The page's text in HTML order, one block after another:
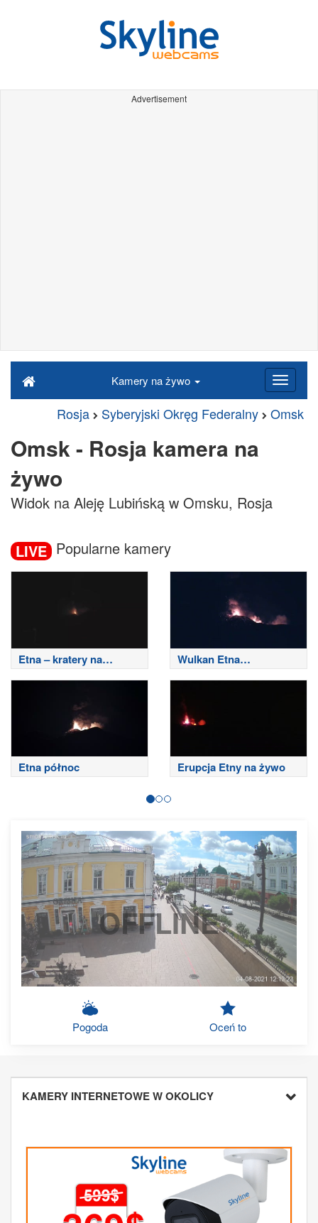
Advertisement
Kamery na żywo
Rosja Syberyjski Okręg Federalny Omsk
Omsk - Rosja kamera na
żywo
Widok na Aleję Lubińską w Omsku, Rosja
LIVE Popularne kamery
Etna – kratery na
szczycie
Wulkan Etna
południowo-wschodni
Etna północ Erupcja Etny na żywo
OFFLINE
Pogoda Oceń to
KAMERY INTERNETOWE W OKOLICY